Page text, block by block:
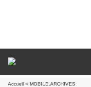
Accueil » MOBILE.ARCHIVES